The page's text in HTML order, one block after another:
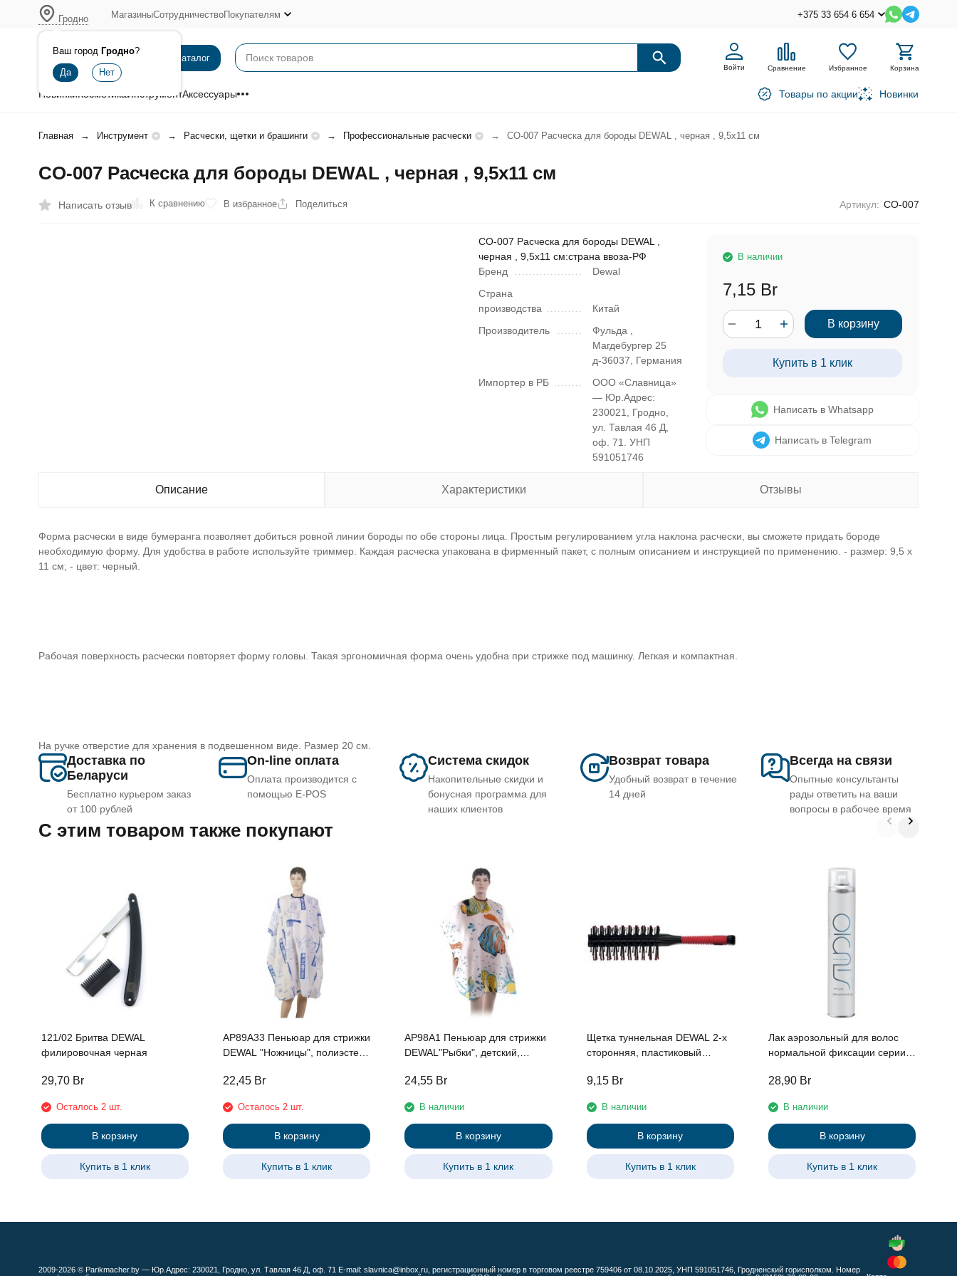
Гродно
Ваш город Гродно?
МагазиныСотрудничествоПокупателям +375 33 654 6 654
Каталог
Войти Сравнение Избранное Корзина
НовинкиКосметикаИнструментАксессуары Товары по акции Новинки
Главная Инструмент Расчески, щетки и брашинги Профессиональные расчески CO-007 Расческа для бороды DEWAL , черная , 9,5х11 см
CO-007 Расческа для бороды DEWAL , черная , 9,5х11 см
Написать отзыв К сравнению В избранное Поделиться Артикул: CO-007
CO-007 Расческа для бороды DEWAL ,
черная , 9,5х11 см:страна ввоза-РФ
Бренд
Dewal
Страна
производства
Китай
Производитель
Фульда ,
Магдебургер 25
д-36037, Германия
Импортер в РБ
ООО «Славница»
— Юр.Адрес:
230021, Гродно,
ул. Тавлая 46 Д,
оф. 71. УНП
591051746
В наличии
7,15 Br
В корзину
Купить в 1 клик
Написать в Whatsapp
Написать в Telegram
Описание Характеристики Отзывы
Форма расчески в виде бумеранга позволяет добиться ровной линии бороды по обе стороны лица. Простым регулированием угла наклона расчески, вы сможете придать бороде
необходимую форму. Для удобства в работе используйте триммер. Каждая расческа упакована в фирменный пакет, с полным описанием и инструкцией по применению. - размер: 9,5 х
11 см; - цвет: черный.
Рабочая поверхность расчески повторяет форму головы. Такая эргономичная форма очень удобна при стрижке под машинку. Легкая и компактная.
На ручке отверстие для хранения в подвешенном виде. Размер 20 см.
Доставка по
Беларуси
Бесплатно курьером заказ
от 100 рублей
On-line оплата
Оплата производится с
помощью E-POS
Система скидок
Накопительные скидки и
бонусная программа для
наших клиентов
Возврат товара
Удобный возврат в течение
14 дней
Всегда на связи
Опытные консультанты
рады ответить на ваши
вопросы в рабочее время
C этим товаром также покупают
121/02 Бритва DEWAL
филировочная черная
29,70 Br
Осталось 2 шт.
В корзину
Купить в 1 клик
AP89A33 Пеньюар для стрижки
DEWAL "Ножницы", полиэстер,
22,45 Br
Осталось 2 шт.
В корзину
Купить в 1 клик
AP98A1 Пеньюар для стрижки
DEWAL"Рыбки", детский,
крючках
24,55 Br
В наличии
В корзину
Купить в 1 клик
Щетка туннельная DEWAL 2-х
сторонняя, пластиковый
9,15 Br
В наличии
В корзину
Купить в 1 клик
Лак аэрозольный для волос
нормальной фиксации серии
Professional, 500 мл
28,90 Br
В наличии
В корзину
Купить в 1 клик
2009-2026 © Parikmacher.by — Юр.Адрес: 230021, Гродно, ул. Тавлая 46 Д, оф. 71 E-mail: slavnica@inbox.ru, регистрационный номер в торговом реестре 759406 от 08.10.2025, УНП 591051746, Гродненский горисполком. Номер